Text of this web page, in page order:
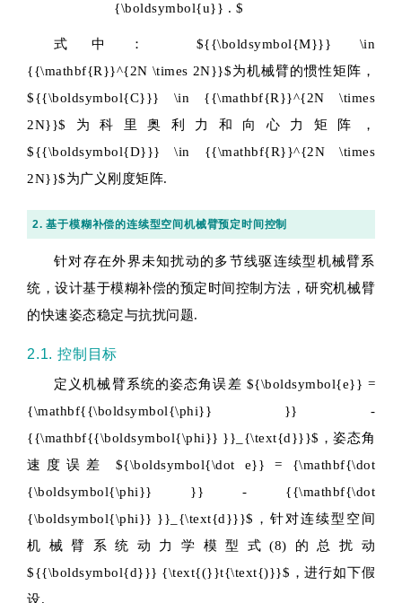
{\boldsymbol{u}} . $
式中： ${{\boldsymbol{M}}} \in
{{\mathbf{R}}^{2N \times 2N}}$为机械臂的惯性矩阵，
${{\boldsymbol{C}}} \in {{\mathbf{R}}^{2N \times
2N}}$ 为科里奥利力和向心力矩阵，
${{\boldsymbol{D}}} \in {{\mathbf{R}}^{2N \times
2N}}$为广义刚度矩阵.
2. 基于模糊补偿的连续型空间机械臂预定时间控制
针对存在外界未知扰动的多节线驱连续型机械臂系
统，设计基于模糊补偿的预定时间控制方法，研究机械臂
的快速姿态稳定与抗扰问题.
2.1. 控制目标
定义机械臂系统的姿态角误差 ${\boldsymbol{e}} =
{\mathbf{{\boldsymbol{\phi}} }} -
{{\mathbf{{\boldsymbol{\phi}} }}_{\text{d}}}$ ，姿态角
速度误差 ${\boldsymbol{\dot e}} = {\mathbf{\dot
{\boldsymbol{\phi}} }} - {{\mathbf{\dot
{\boldsymbol{\phi}} }}_{\text{d}}}$ ，针对连续型空间
机械臂系统动力学模型式(8)的总扰动
${{\boldsymbol{d}}} {\text{(}}t{\text{)}}$ ，进行如下假
设.